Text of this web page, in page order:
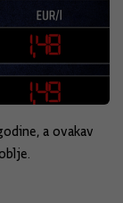
a ovakav